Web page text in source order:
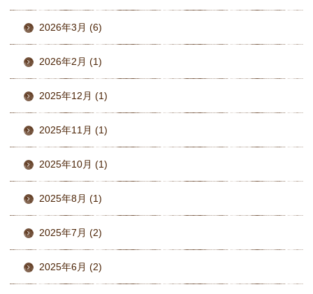
2026年3月 (6)
2026年2月 (1)
2025年12月 (1)
2025年11月 (1)
2025年10月 (1)
2025年8月 (1)
2025年7月 (2)
2025年6月 (2)